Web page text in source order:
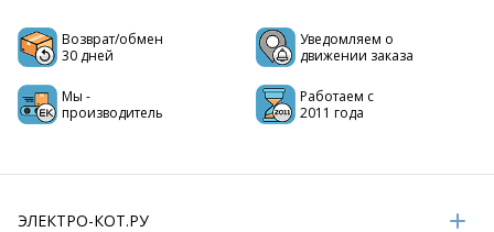
Возврат/обмен
30 дней
Уведомляем о
движении заказа
Мы -
производитель
Работаем с
2011 года
ЭЛЕКТРО-КОТ.РУ